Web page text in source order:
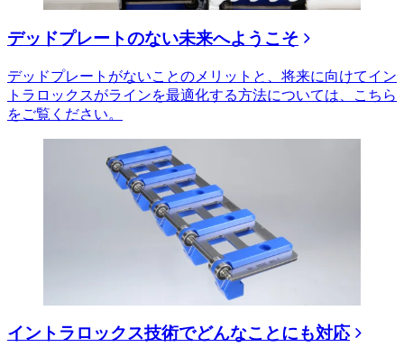
デッドプレートのない未来へようこそ
デッドプレートがないことのメリットと、将来に向けてイン
トラロックスがラインを最適化する方法については、こちら
をご覧ください。
イントラロックス技術でどんなことにも対応